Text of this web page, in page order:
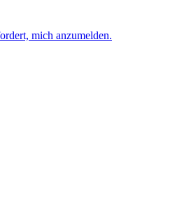
mich anzumelden.